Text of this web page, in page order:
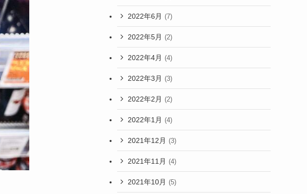
2022年6月 (7)
2022年5月 (2)
2022年4月 (4)
2022年3月 (3)
2022年2月 (2)
2022年1月 (4)
2021年12月 (3)
2021年11月 (4)
2021年10月 (5)